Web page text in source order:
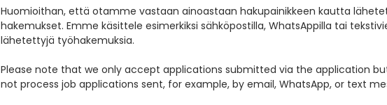
Huomioithan, että otamme vastaan ainoastaan hakupainikkeen kautta
hakemukset. Emme käsittele esimerkiksi sähköpostilla, WhatsAppilla tai
lähetettyjä työhakemuksia.
Please note that we only accept applications submitted via the application
not process job applications sent, for example, by email, WhatsApp, or text